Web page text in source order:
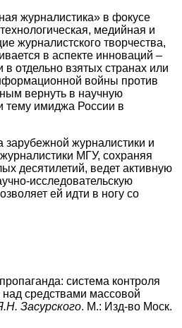
журналистика» в фокусе
медийная и
журналистского творчества,
в аспекте инноваций –
в отдельно взятых странах или
войны против
вернуть в научную
тему имиджа России в
журналистики и
МГУ, сохраняя
десятилетий, ведет активную
исследовательскую
ей идти в ногу со
система контроля
средствами массовой
Засурского. М.: Изд-во Моск.